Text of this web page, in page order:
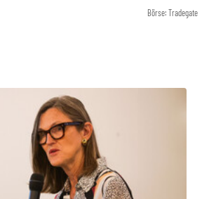
Börse: Tradegate